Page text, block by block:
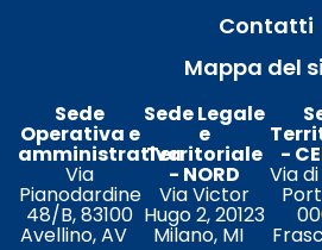
Contatti
Mappa del
Sede
Operativa e
amministrativa
Via
Pianodardine
48/B, 83100
Avellino, AV
Sede Legale
e
Territoriale
- NORD
Via Victor
Hugo 2, 20123
Milano, MI
-
Via